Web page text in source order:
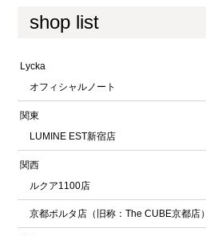
shop list
Lycka
オフィシャルノート
関東
LUMINE EST新宿店
関西
ルクア1100店
京都ポルタ店（旧称：The CUBE京都店）